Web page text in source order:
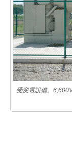
受変電設備。